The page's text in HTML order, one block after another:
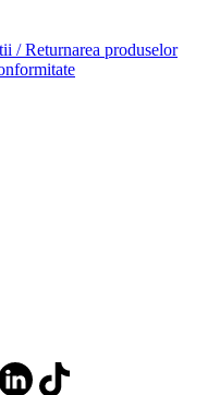
/ Returnarea produselor